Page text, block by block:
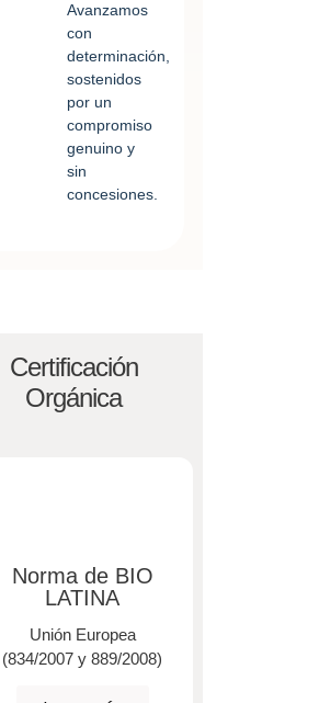
Avanzamos
con
determinación,
sostenidos
por un
compromiso
genuino y
sin
concesiones.
Certificación
Orgánica
Norma de BIO
LATINA
Unión Europea
(834/2007 y 889/2008)